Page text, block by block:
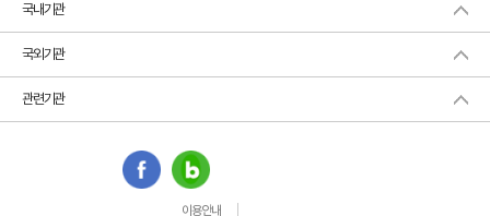
국내기관
국외기관
관련기관
이용안내